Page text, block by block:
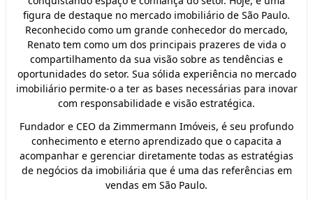
figura de destaque no mercado imobiliário de São Paulo.
Reconhecido como um grande conhecedor do mercado,
Renato tem como um dos principais prazeres de vida o
compartilhamento da sua visão sobre as tendências e
oportunidades do setor. Sua sólida experiência no mercado
imobiliário permite-o a ter as bases necessárias para inovar
com responsabilidade e visão estratégica.
Fundador e CEO da Zimmermann Imóveis, é seu profundo
conhecimento e eterno aprendizado que o capacita a
acompanhar e gerenciar diretamente todas as estratégias
de negócios da imobiliária que é uma das referências em
vendas em São Paulo.